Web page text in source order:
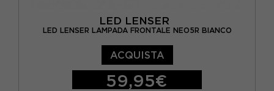
LED LENSER
LED LENSER LAMPADA FRONTALE NEO5R BIANCO
ACQUISTA
59,95€